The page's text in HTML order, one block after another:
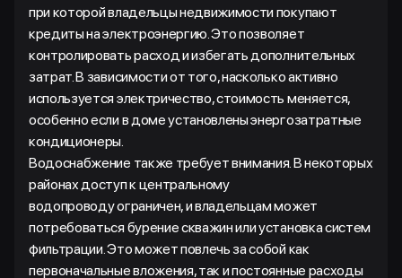
при которой владельцы недвижимости покупают
кредиты на электроэнергию. Это позволяет
контролировать расход и избегать дополнительных
затрат. В зависимости от того, насколько активно
используется электричество, стоимость меняется,
особенно если в доме установлены энергозатратные
кондиционеры.
Водоснабжение также требует внимания. В некоторых
районах доступ к центральному
водопроводу ограничен, и владельцам может
потребоваться бурение скважин или установка систем
фильтрации. Это может повлечь за собой как
первоначальные вложения, так и постоянные расходы